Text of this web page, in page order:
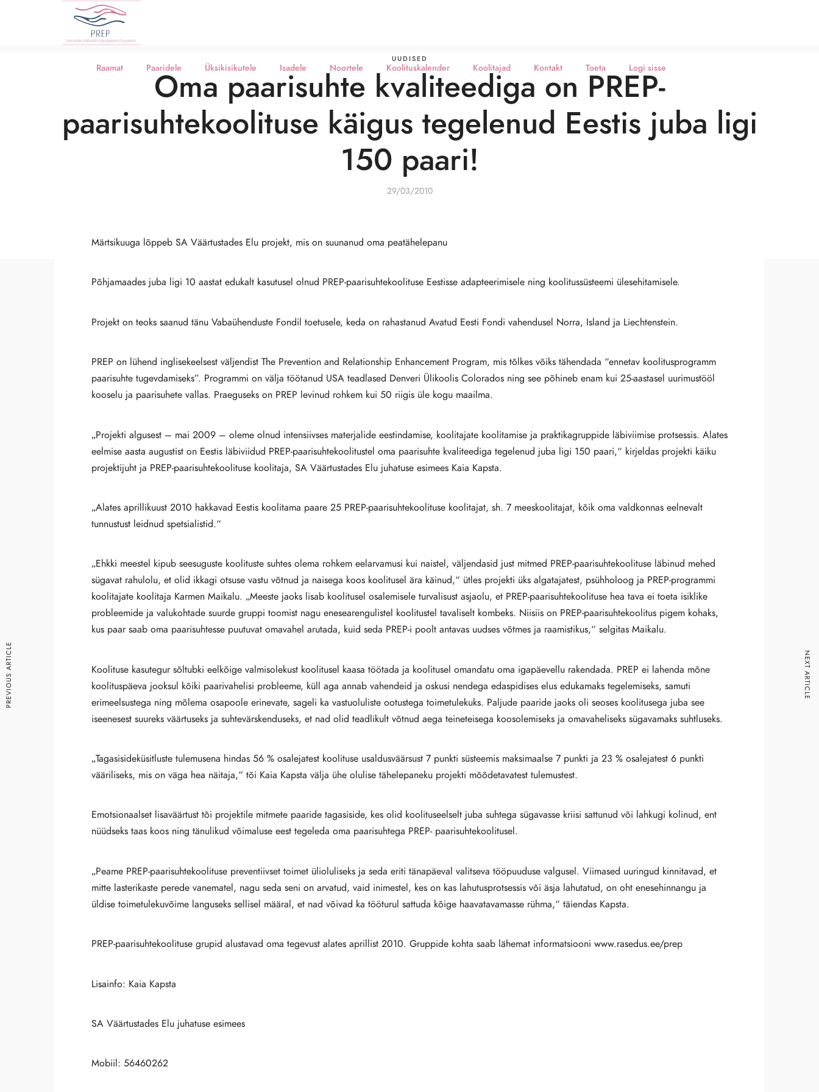
Raamat Paaridele Üksikisikutele Isadele Noortele Koolituskalender Koolitajad Kontakt Toeta Logi sisse
UUDISED
Oma paarisuhte kvaliteediga on PREP-
paarisuhtekoolituse käigus tegelenud Eestis juba ligi
150 paari!
29/03/2010
Märtsikuuga lõppeb SA Väärtustades Elu projekt, mis on suunanud oma peatähelepanu
Põhjamaades juba ligi 10 aastat edukalt kasutusel olnud PREP-paarisuhtekoolituse Eestisse adapteerimisele ning koolitussüsteemi ülesehitamisele.
Projekt on teoks saanud tänu Vabaühenduste Fondil toetusele, keda on rahastanud Avatud Eesti Fondi vahendusel Norra, Island ja Liechtenstein.
PREP on lühend inglisekeelsest väljendist The Prevention and Relationship Enhancement Program, mis tõlkes võiks tähendada “ennetav koolitusprogramm
paarisuhte tugevdamiseks”. Programmi on välja töötanud USA teadlased Denveri Ülikoolis Colorados ning see põhineb enam kui 25-aastasel uurimustööl
kooselu ja paarisuhete vallas. Praeguseks on PREP levinud rohkem kui 50 riigis üle kogu maailma.
„Projekti algusest – mai 2009 – oleme olnud intensiivses materjalide eestindamise, koolitajate koolitamise ja praktikagruppide läbiviimise protsessis. Alates
eelmise aasta augustist on Eestis läbiviidud PREP-paarisuhtekoolitustel oma paarisuhte kvaliteediga tegelenud juba ligi 150 paari,“ kirjeldas projekti käiku
projektijuht ja PREP-paarisuhtekoolituse koolitaja, SA Väärtustades Elu juhatuse esimees Kaia Kapsta.
„Alates aprillikuust 2010 hakkavad Eestis koolitama paare 25 PREP-paarisuhtekoolituse koolitajat, sh. 7 meeskoolitajat, kõik oma valdkonnas eelnevalt
tunnustust leidnud spetsialistid.“
„Ehkki meestel kipub seesuguste koolituste suhtes olema rohkem eelarvamusi kui naistel, väljendasid just mitmed PREP-paarisuhtekoolituse läbinud mehed
sügavat rahulolu, et olid ikkagi otsuse vastu võtnud ja naisega koos koolitusel ära käinud,“ ütles projekti üks algatajatest, psühholoog ja PREP-programmi
koolitajate koolitaja Karmen Maikalu. „Meeste jaoks lisab koolitusel osalemisele turvalisust asjaolu, et PREP-paarisuhtekoolituse hea tava ei toeta isiklike
probleemide ja valukohtade suurde gruppi toomist nagu enesearengulistel koolitustel tavaliselt kombeks. Niisiis on PREP-paarisuhtekoolitus pigem kohaks,
kus paar saab oma paarisuhtesse puutuvat omavahel arutada, kuid seda PREP-i poolt antavas uudses võtmes ja raamistikus,“ selgitas Maikalu.
Koolituse kasutegur sõltubki eelkõige valmisolekust koolitusel kaasa töötada ja koolitusel omandatu oma igapäevellu rakendada. PREP ei lahenda mõne
koolituspäeva jooksul kõiki paarivahelisi probleeme, küll aga annab vahendeid ja oskusi nendega edaspidises elus edukamaks tegelemiseks, samuti
erimeelsustega ning mõlema osapoole erinevate, sageli ka vastuoluliste ootustega toimetulekuks. Paljude paaride jaoks oli seoses koolitusega juba see
iseenesest suureks väärtuseks ja suhtevärskenduseks, et nad olid teadlikult võtnud aega teineteisega koosolemiseks ja omavaheliseks sügavamaks suhtluseks.
„Tagasisideküsitluste tulemusena hindas 56 % osalejatest koolituse usaldusväärsust 7 punkti süsteemis maksimaalse 7 punkti ja 23 % osalejatest 6 punkti
vääriliseks, mis on väga hea näitaja,“ tõi Kaia Kapsta välja ühe olulise tähelepaneku projekti mõõdetavatest tulemustest.
Emotsionaalset lisaväärtust tõi projektile mitmete paaride tagasiside, kes olid koolituseelselt juba suhtega sügavasse kriisi sattunud või lahkugi kolinud, ent
nüüdseks taas koos ning tänulikud võimaluse eest tegeleda oma paarisuhtega PREP- paarisuhtekoolitusel.
„Peame PREP-paarisuhtekoolituse preventiivset toimet ülioluliseks ja seda eriti tänapäeval valitseva tööpuuduse valgusel. Viimased uuringud kinnitavad, et
mitte lasterikaste perede vanematel, nagu seda seni on arvatud, vaid inimestel, kes on kas lahutusprotsessis või äsja lahutatud, on oht enesehinnangu ja
üldise toimetulekuvõime languseks sellisel määral, et nad võivad ka tööturul sattuda kõige haavatavamasse rühma,“ täiendas Kapsta.
PREP-paarisuhtekoolituse grupid alustavad oma tegevust alates aprillist 2010. Gruppide kohta saab lähemat informatsiooni www.rasedus.ee/prep
Lisainfo: Kaia Kapsta
SA Väärtustades Elu juhatuse esimees
Mobiil: 56460262
PREVIOUS ARTICLE NEXT ARTICLE